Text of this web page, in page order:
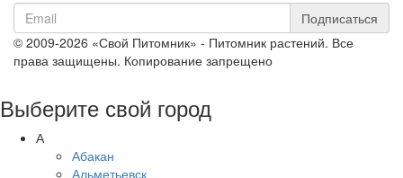
Подписаться
© 2009-2026 «Свой Питомник» - Питомник растений. Все
права защищены. Копирование запрещено
Выберите свой город
А
Абакан
Альметьевск